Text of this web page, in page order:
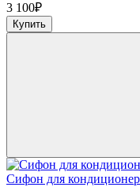
3 100₽
Купить
Сифон для